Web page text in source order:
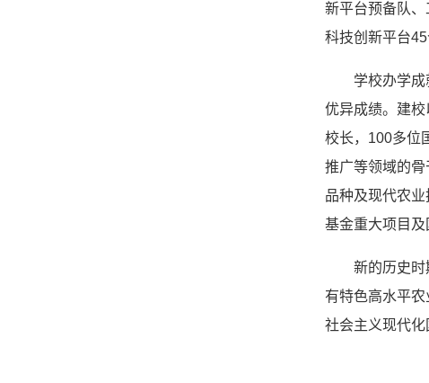
新平台预备队
科技创新平台
学校办学
优异成绩。建
校长，100多位
推广等领域的
品种及现代农
基金重大项目及
新的历史
有特色高水平
社会主义现代化